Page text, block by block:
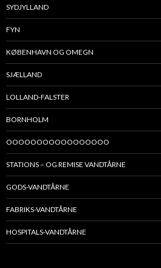
SYDJYLLAND
FYN
KØBENHAVN OG OMEGN
SJÆLLAND
LOLLAND-FALSTER
BORNHOLM
OOOOOOOOOOOOOOOOO
STATIONS – OG REMISE VANDTÅRNE
GODS-VANDTÅRNE
FABRIKS-VANDTÅRNE
HOSPITALS-VANDTÅRNE